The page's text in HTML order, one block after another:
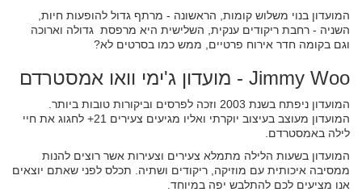
המועדון בנוי משלוש קומות, הראשונה - מרתף גדול להופעות חיות,
השניה - רחבת ריקודים ענקית, השלישית היא מרפסת גדולה וארוכה
וגם בקומה חדר אירוח פרטיים, ממש כמו בסרטים לא?
Jimmy Woo - מועדון ג'ימי וואו אמסטרדם
המועדון ניפתח בשנת 2003 וזכה לפרסים וביקורות טובות ביותר.
המועדון מעוצב בעיצוב יוקרתי ואליו מגיעים צעירים 21+ לחגוג את חיי
לילה באמסטרדם.
המועדון בשעות הלילה מתמלא צעירים וצעירות אשר רוצים להנות
ממסיבה איכותית עם מוזיקה, ריקודים ושתיה. תכלס לפני שאתם יוצאים
אנו מציעים לכם להתלבש יפה במיוחד.